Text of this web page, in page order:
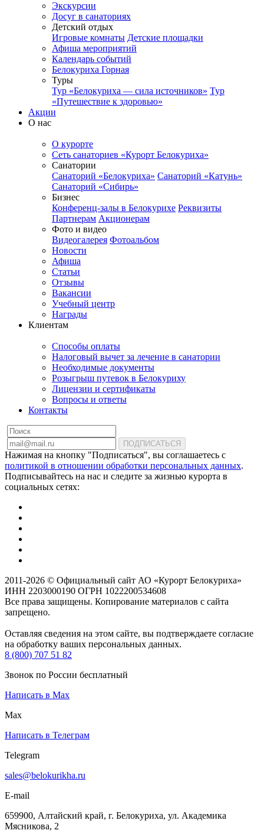
Экскурсии
Досуг в санаториях
Детский отдых
Игровые комнаты Детские площадки
Афиша мероприятий
Календарь событий
Белокуриха Горная
Туры
Тур «Белокуриха — сила источников» Тур
«Путешествие к здоровью»
Акции
О нас
О курорте
Сеть санаториев «Курорт Белокуриха»
Санатории
Санаторий «Белокуриха» Санаторий «Катунь»
Санаторий «Сибирь»
Бизнес
Конференц-залы в Белокурихе Реквизиты
Партнерам Акционерам
Фото и видео
Видеогалерея Фотоальбом
Новости
Афиша
Статьи
Отзывы
Вакансии
Учебный центр
Награды
Клиентам
Способы оплаты
Налоговый вычет за лечение в санатории
Необходимые документы
Розыгрыш путевок в Белокуриху
Лицензии и сертификаты
Вопросы и ответы
Контакты
ПОДПИСАТЬСЯ
Нажимая на кнопку "Подписаться", вы соглашаетесь с
политикой в отношении обработки персональных данных.
Подписывайтесь на нас и следите за жизнью курорта в
социальных сетях:
2011-2026 © Официальный сайт АО «Курорт Белокуриха»
ИНН 2203000190 ОГРН 1022200534608
Все права защищены. Копирование материалов с сайта
запрещено.
Оставляя сведения на этом сайте, вы подтверждаете согласие
на обработку ваших персональных данных.
8 (800) 707 51 82
Звонок по России бесплатный
Написать в Max
Max
Написать в Телеграм
Telegram
sales@belokurikha.ru
E-mail
659900, Алтайский край, г. Белокуриха, ул. Академика
Мясникова, 2